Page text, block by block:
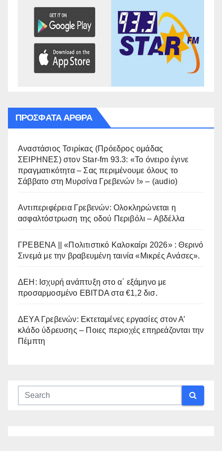
ΠΡΌΣΦΑΤΑ ΆΡΘΡΑ
Αναστάσιος Τσιρίκας (Πρόεδρος ομάδας
ΣΕΙΡΗΝΕΣ) στον Star-fm 93.3: «Το όνειρο έγινε
πραγματικότητα – Σας περιμένουμε όλους το
Σάββατο στη Μυρσίνα Γρεβενών !» – (audio)
Αντιπεριφέρεια Γρεβενών: Ολοκληρώνεται η
ασφαλτόστρωση της οδού Περιβόλι – Αβδέλλα
ΓΡΕΒΕΝΑ || «Πολιτιστικό Καλοκαίρι 2026» : Θερινό
Σινεμά με την βραβευμένη ταινία «Μικρές Ανάσες».
ΔΕΗ: Ισχυρή ανάπτυξη στο α΄ εξάμηνο με
προσαρμοσμένο EBITDA στα €1,2 δισ.
ΔΕΥΑ Γρεβενών: Εκτεταμένες εργασίες στον Α’
κλάδο ύδρευσης – Ποιες περιοχές επηρεάζονται την
Πέμπτη